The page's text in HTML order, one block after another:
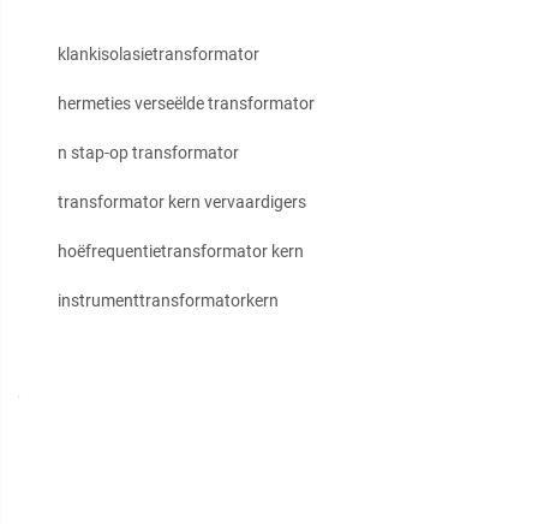
klankisolasietransformator
hermeties verseëlde transformator
n stap-op transformator
transformator kern vervaardigers
hoëfrequentietransformator kern
instrumenttransformatorkern